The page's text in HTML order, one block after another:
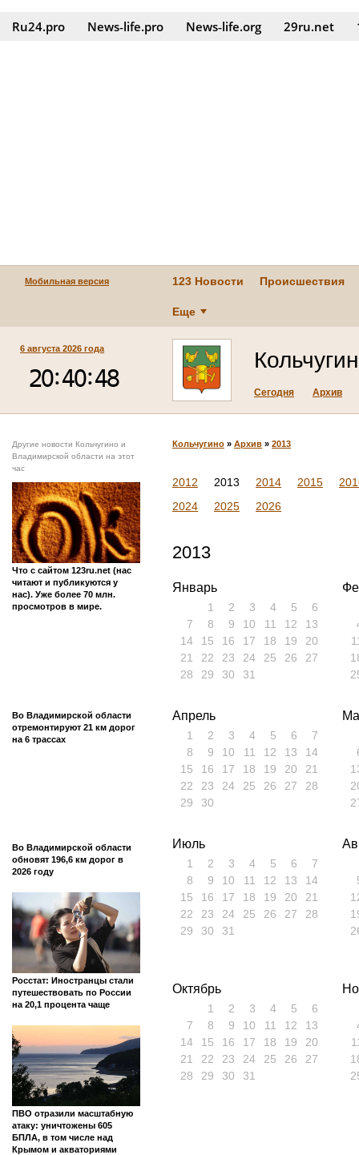
Ru24.pro News‑life.pro News‑life.org 29ru.net
Мобильная версия 123 Новости Происшествия
Еще
6 августа 2026 года
Сегодня Архив
Другие новости Кольчугино и
Владимирской области на этот
час
Что с сайтом 123ru.net (нас
читают и публикуются у
нас). Уже более 70 млн.
просмотров в мире.
Во Владимирской области
отремонтируют 21 км дорог
на 6 трассах
Во Владимирской области
обновят 196,6 км дорог в
2026 году
Росстат: Иностранцы стали
путешествовать по России
на 20,1 процента чаще
ПВО отразили масштабную
атаку: уничтожены 605
БПЛА, в том числе над
Крымом и акваториями
Кольчугино » Архив » 2013
2012 2013 2014 2015
2024
2025 2026
2013
Январь
1 2 3 4 5
6
7
8 9 10 11 12
13
14
15 16 17 18 19
20
21
22 23 24 25 26
27
28
29 30 31
Апрель
1 2 3 4 5 6
7
8
9 10 11 12 13
14
15
16 17 18 19 20
21
22
23 24 25 26 27
28
29
30
Июль
1 2 3 4 5 6
7
8
9 10 11 12 13
14
15
16 17 18 19 20
21
22
23 24 25 26 27
28
29
30 31
Октябрь
1 2 3 4 5
6
7
8 9 10 11 12
13
14
15 16 17 18 19
20
21
22 23 24 25 26
27
28
29 30 31